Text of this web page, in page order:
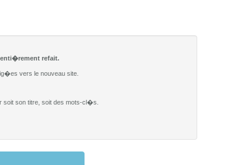
refait.
vers le nouveau site.
soit son titre, soit des mots-cl�s.